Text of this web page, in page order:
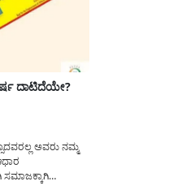
ದಾಟಿದೆಯೇ?
ಅವರು ನಮ್ಮ
ಸಮಾಜಕ್ಕಾಗಿ